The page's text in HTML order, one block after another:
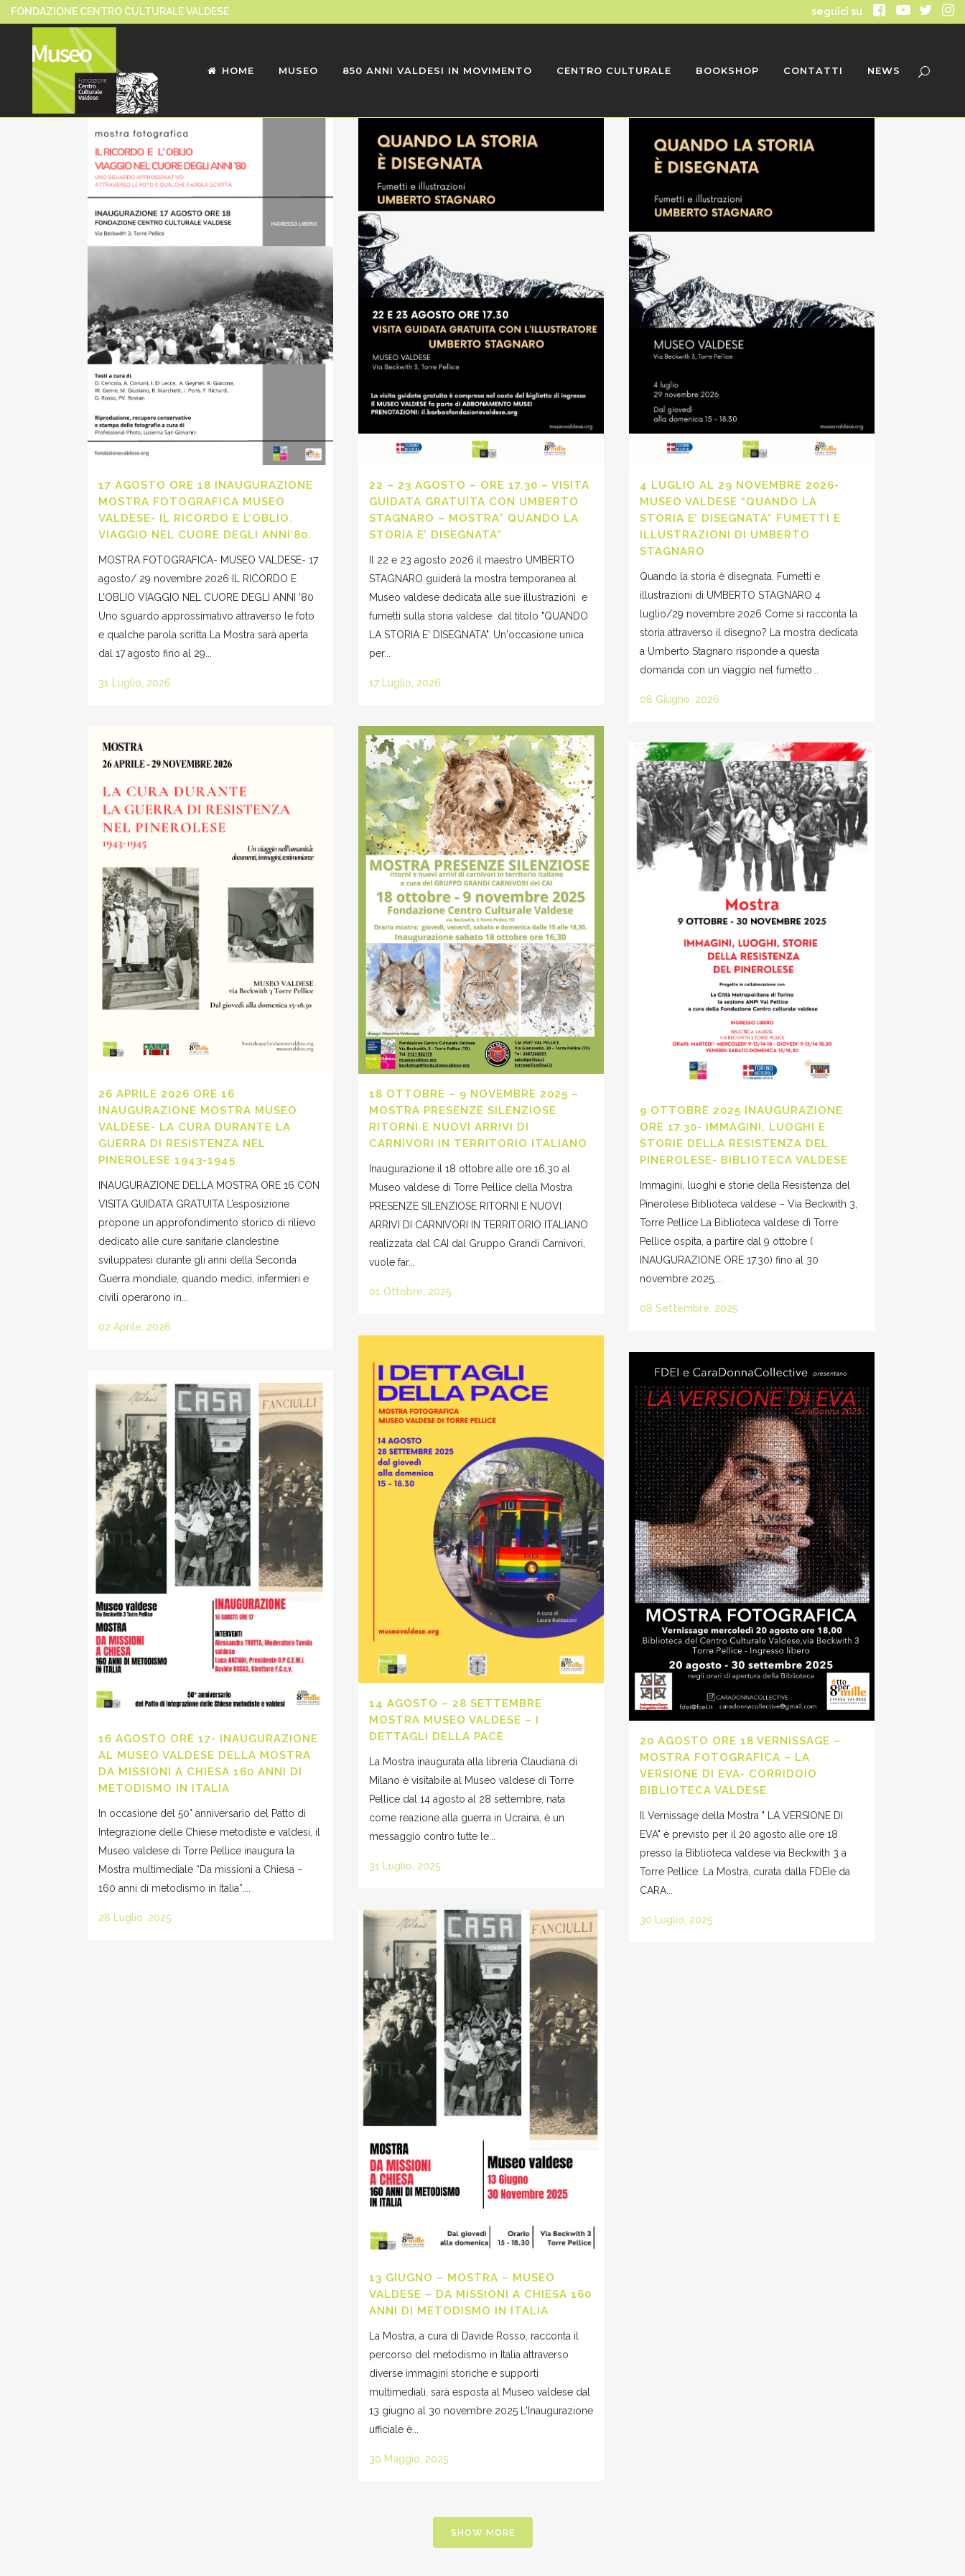
FONDAZIONE CENTRO CULTURALE VALDESE seguici su
HOME MUSEO 850 ANNI VALDESI IN MOVIMENTO CENTRO CULTURALE BOOKSHOP CONTATTI NEWS
17 AGOSTO ORE 18 INAUGURAZIONE
MOSTRA FOTOGRAFICA MUSEO
VALDESE- IL RICORDO E L’OBLIO.
VIAGGIO NEL CUORE DEGLI ANNI’80.
MOSTRA FOTOGRAFICA- MUSEO VALDESE- 17
agosto/ 29 novembre 2026 IL RICORDO E
L’OBLIO VIAGGIO NEL CUORE DEGLI ANNI ’80
Uno sguardo approssimativo attraverso le foto
e qualche parola scritta La Mostra sarà aperta
dal 17 agosto fino al 29...
31 Luglio, 2026
22 – 23 AGOSTO – ORE 17.30 – VISITA
GUIDATA GRATUITA CON UMBERTO
STAGNARO – MOSTRA” QUANDO LA
STORIA E’ DISEGNATA”
Il 22 e 23 agosto 2026 il maestro UMBERTO
STAGNARO guiderà la mostra temporanea al
Museo valdese dedicata alle sue illustrazioni e
fumetti sulla storia valdese dal titolo "QUANDO
LA STORIA E' DISEGNATA". Un'occasione unica
per...
17 Luglio, 2026
4 LUGLIO AL 29 NOVEMBRE 2026-
MUSEO VALDESE “QUANDO LA
STORIA E’ DISEGNATA” FUMETTI E
ILLUSTRAZIONI DI UMBERTO
STAGNARO
Quando la storia è disegnata. Fumetti e
illustrazioni di UMBERTO STAGNARO 4
luglio/29 novembre 2026 Come si racconta la
storia attraverso il disegno? La mostra dedicata
a Umberto Stagnaro risponde a questa
domanda con un viaggio nel fumetto...
08 Giugno, 2026
26 APRILE 2026 ORE 16
INAUGURAZIONE MOSTRA MUSEO
VALDESE- LA CURA DURANTE LA
GUERRA DI RESISTENZA NEL
PINEROLESE 1943-1945
INAUGURAZIONE DELLA MOSTRA ORE 16 CON
VISITA GUIDATA GRATUITA L’esposizione
propone un approfondimento storico di rilievo
dedicato alle cure sanitarie clandestine
sviluppatesi durante gli anni della Seconda
Guerra mondiale, quando medici, infermieri e
civili operarono in...
02 Aprile, 2026
18 OTTOBRE – 9 NOVEMBRE 2025 –
MOSTRA PRESENZE SILENZIOSE
RITORNI E NUOVI ARRIVI DI
CARNIVORI IN TERRITORIO ITALIANO
Inaugurazione il 18 ottobre alle ore 16,30 al
Museo valdese di Torre Pellice della Mostra
PRESENZE SILENZIOSE RITORNI E NUOVI
ARRIVI DI CARNIVORI IN TERRITORIO ITALIANO
realizzata dal CAI dal Gruppo Grandi Carnivori,
vuole far...
01 Ottobre, 2025
9 OTTOBRE 2025 INAUGURAZIONE
ORE 17.30- IMMAGINI, LUOGHI E
STORIE DELLA RESISTENZA DEL
PINEROLESE- BIBLIOTECA VALDESE
Immagini, luoghi e storie della Resistenza del
Pinerolese Biblioteca valdese – Via Beckwith 3,
Torre Pellice La Biblioteca valdese di Torre
Pellice ospita, a partire dal 9 ottobre (
INAUGURAZIONE ORE 17.30) fino al 30
novembre 2025,...
08 Settembre, 2025
14 AGOSTO – 28 SETTEMBRE
MOSTRA MUSEO VALDESE – I
DETTAGLI DELLA PACE
La Mostra inaugurata alla libreria Claudiana di
Milano è visitabile al Museo valdese di Torre
Pellice dal 14 agosto al 28 settembre, nata
come reazione alla guerra in Ucraina, è un
messaggio contro tutte le...
31 Luglio, 2025
20 AGOSTO ORE 18 VERNISSAGE –
MOSTRA FOTOGRAFICA – LA
VERSIONE DI EVA- CORRIDOIO
BIBLIOTECA VALDESE
Il Vernissage della Mostra " LA VERSIONE DI
EVA" è previsto per il 20 agosto alle ore 18
presso la Biblioteca valdese via Beckwith 3 a
Torre Pellice. La Mostra, curata dalla FDEIe da
CARA...
30 Luglio, 2025
16 AGOSTO ORE 17- INAUGURAZIONE
AL MUSEO VALDESE DELLA MOSTRA
DA MISSIONI A CHIESA 160 ANNI DI
METODISMO IN ITALIA
In occasione del 50° anniversario del Patto di
Integrazione delle Chiese metodiste e valdesi, il
Museo valdese di Torre Pellice inaugura la
Mostra multimediale “Da missioni a Chiesa –
160 anni di metodismo in Italia”,...
28 Luglio, 2025
13 GIUGNO – MOSTRA – MUSEO
VALDESE – DA MISSIONI A CHIESA 160
ANNI DI METODISMO IN ITALIA
La Mostra, a cura di Davide Rosso, racconta il
percorso del metodismo in Italia attraverso
diverse immagini storiche e supporti
multimediali, sarà esposta al Museo valdese dal
13 giugno al 30 novembre 2025 L'Inaugurazione
ufficiale è...
30 Maggio, 2025
SHOW MORE